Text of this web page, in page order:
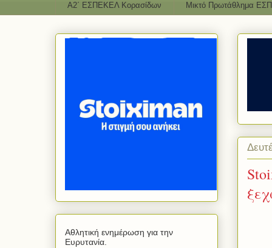
Α2΄ ΕΣΠΕΚΕΛ Κορασίδων Μικτό Πρωτάθλημα
Αθλητική ενημέρωση για την
Ευρυτανία.